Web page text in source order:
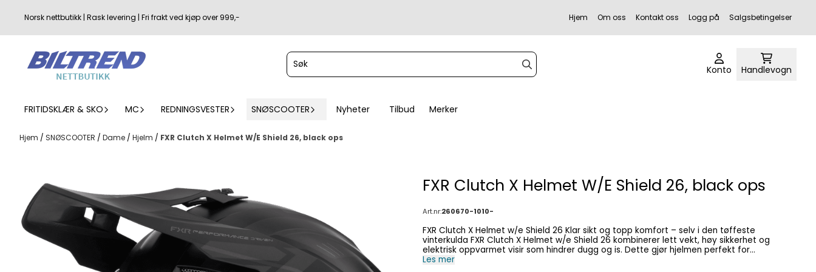
Hopp til innhold
Norsk nettbutikk | Rask levering | Fri frakt ved kjøp over 999,- Hjem Om oss Kontakt oss Logg på Salgsbetingelser
Konto Handlevogn
FRITIDSKLÆR & SKO MC REDNINGSVESTER SNØSCOOTER Nyheter Tilbud Merker
Hjem / SNØSCOOTER / Dame / Hjelm / FXR Clutch X Helmet W/E Shield 26, black ops
FXR Clutch X Helmet W/E Shield 26, black ops
Art.nr:260670-1010-
FXR Clutch X Helmet w/e Shield 26 Klar sikt og topp komfort – selv i den tøffeste
vinterkulda FXR Clutch X Helmet w/e Shield 26 kombinerer lett vekt, høy sikkerhet og
elektrisk oppvarmet visir som hindrer dugg og is. Dette gjør hjelmen perfekt for
snøscooterkjøring i nordisk vinter , der sikt og varme er avgjørende. Nøkkelfordeler
Les mer